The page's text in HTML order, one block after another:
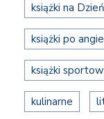
książki na
książki po
książki
kulinarne